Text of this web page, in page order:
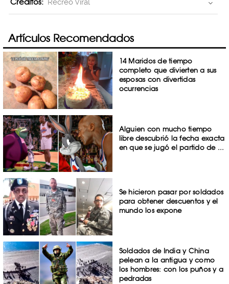
Recreo Viral
Artículos Recomendados
14 Maridos de tiempo
completo que divierten a sus
esposas con divertidas
ocurrencias
Alguien con mucho tiempo
libre descubrió la fecha exacta
en que se jugó el partido de ...
Se hicieron pasar por soldados
para obtener descuentos y el
mundo los expone
Soldados de India y China
pelean a la antigua y como
los hombres: con los puños y a
pedradas